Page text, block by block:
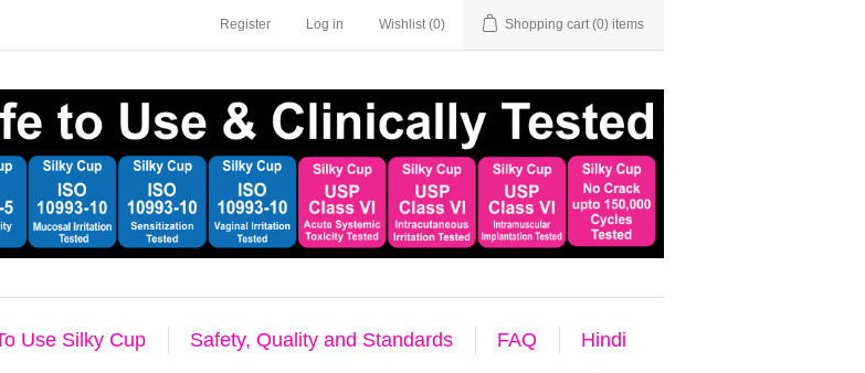
Register Log in Wishlist (0) Shopping cart (0) items
Use Silky Cup Safety, Quality and Standards FAQ Hindi